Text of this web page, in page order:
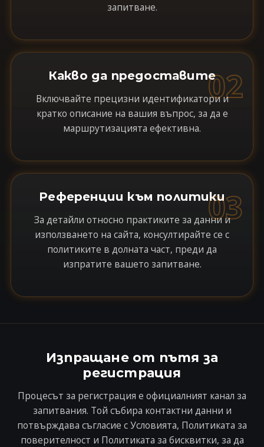
запитване.
02
Какво да предоставите
Включвайте прецизни идентификатори и
кратко описание на вашия въпрос, за да е
маршрутизацията ефективна.
03
Референции към политики
За детайли относно практиките за данни и
използването на сайта, консултирайте се с
политиките в долната част, преди да
изпратите вашето запитване.
Изпращане от пътя за
регистрация
Процесът за регистрация е официалният канал за
запитвания. Той събира контактни данни и
потвърждава съгласие с Условията, Политиката за
поверителност и Политиката за бисквитки, за да